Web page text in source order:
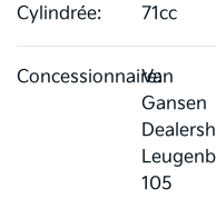
Cylindrée: 71cc
Concessionnaire:
Van
Gansen
105